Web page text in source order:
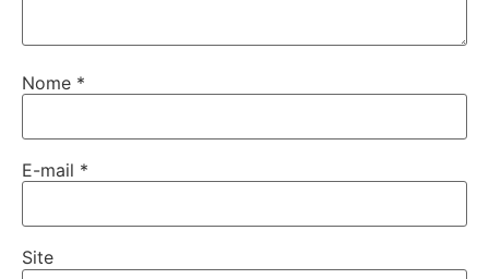
Nome *
E-mail *
Site